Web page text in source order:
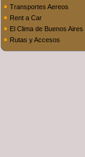
Transportes Aereos
Rent a Car
El Clima de Buenos Aires
Rutas y Accesos